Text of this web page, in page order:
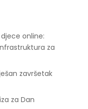
online:
za
završetak
za Dan